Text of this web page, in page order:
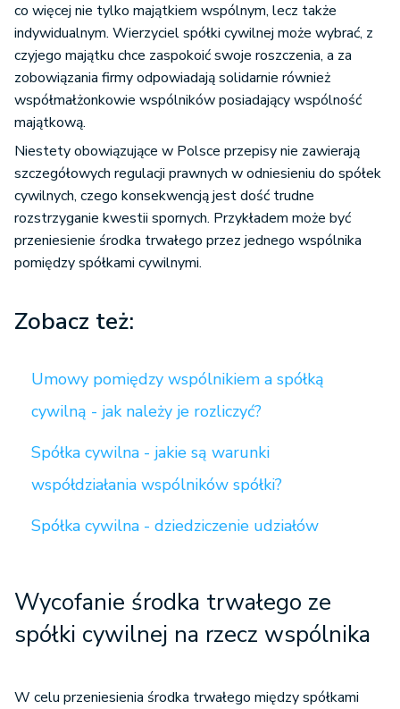
co więcej nie tylko majątkiem wspólnym, lecz także
indywidualnym. Wierzyciel spółki cywilnej może wybrać, z
czyjego majątku chce zaspokoić swoje roszczenia, a za
zobowiązania firmy odpowiadają solidarnie również
współmałżonkowie wspólników posiadający wspólność
majątkową.
Niestety obowiązujące w Polsce przepisy nie zawierają
szczegółowych regulacji prawnych w odniesieniu do spółek
cywilnych, czego konsekwencją jest dość trudne
rozstrzyganie kwestii spornych. Przykładem może być
przeniesienie środka trwałego przez jednego wspólnika
pomiędzy spółkami cywilnymi.
Zobacz też:
Umowy pomiędzy wspólnikiem a spółką
cywilną - jak należy je rozliczyć?
Spółka cywilna - jakie są warunki
współdziałania wspólników spółki?
Spółka cywilna - dziedziczenie udziałów
Wycofanie środka trwałego ze
spółki cywilnej na rzecz wspólnika
W celu przeniesienia środka trwałego między spółkami